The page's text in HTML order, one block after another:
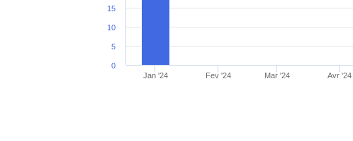
Jan '24 Fev '24 Mar '24 Avr '24
0
5
10
15